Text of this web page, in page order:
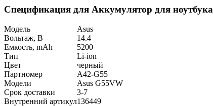
Спецификация для Аккумулятор для
Модель
Asus
Вольтаж, В
14.4
Емкость, mAh
5200
Тип
Li-ion
Цвет
черный
Партномер
A42-G55
Модели
Asus G55VW
Срок доставки
3-7
Внутренний артикул136449